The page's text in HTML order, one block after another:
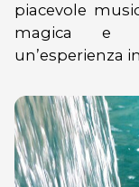
piacevole
magica e
un’esperienza